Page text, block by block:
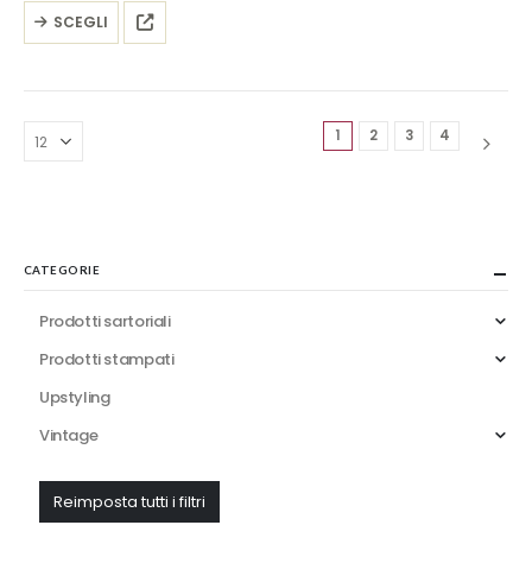
SCEGLI
Questo
Le
opzioni
pagina
del
prodotto
1 2 3 4
CATEGORIE
Prodotti sartoriali
Prodotti stampati
Upstyling
Vintage
Reimposta tutti i filtri